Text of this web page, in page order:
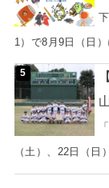
1）で8月9日（日
（土）、22日（